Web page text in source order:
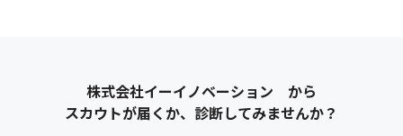
株式会社イーイノベーション から
スカウトが届くか、診断してみませんか？